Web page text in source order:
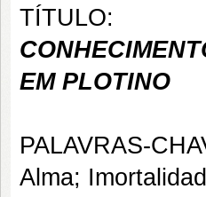
TÍTULO:
EM PLOTINO
PALAVRAS-
Alma;